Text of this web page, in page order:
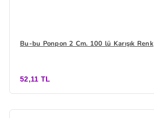
Bu-bu Ponpon 2 Cm. 100 lü Karışık Renk
52,11 TL